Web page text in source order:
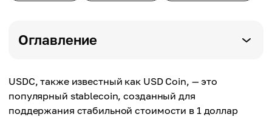
Оглавление
USDC, также известный как USD Coin, — это
популярный stablecoin, созданный для
поддержания стабильной стоимости в 1 доллар